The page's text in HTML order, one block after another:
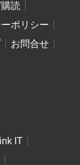
読
ポリシー
お問合せ
IT